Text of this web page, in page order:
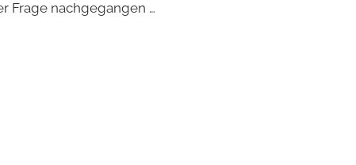
Frage nachgegangen …